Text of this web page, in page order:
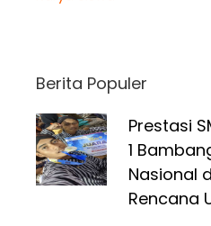
Berita Populer
Prestasi
1
Nasional
Rencana